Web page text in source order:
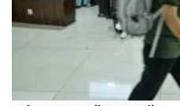
KAI Jakarta: 160 ribu